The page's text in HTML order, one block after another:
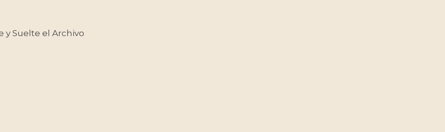
y Suelte el Archivo